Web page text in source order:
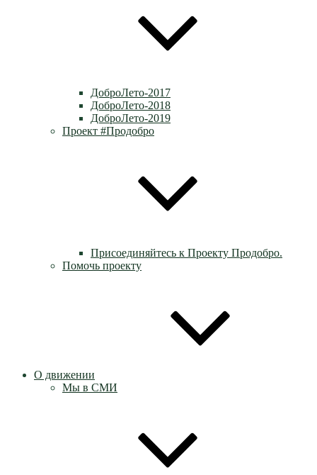
ДоброЛето-2017
ДоброЛето-2018
ДоброЛето-2019
Проект #Продобро
Присоединяйтесь к Проекту Продобро.
Помочь проекту
О движении
Мы в СМИ